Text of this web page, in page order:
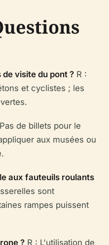
de visite du pont ? R :
et cyclistes ; les
de billets pour le
aux musées ou
aux fauteuils roulants
sont
rampes puissent
? R : L'utilisation de